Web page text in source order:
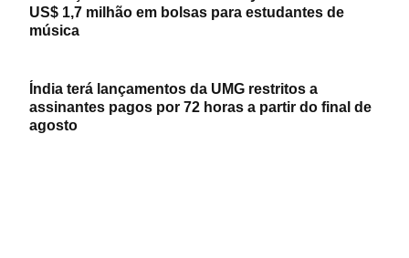
US$ 1,7 milhão em bolsas para estudantes de
música
Índia terá lançamentos da UMG restritos a
assinantes pagos por 72 horas a partir do final de
agosto